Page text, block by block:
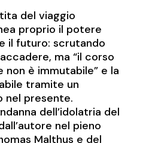
del viaggio
proprio il potere
il futuro: scrutando
ma “il corso
è immutabile” e la
tramite un
nel presente.
dell’idolatria del
nel pieno
Malthus e del